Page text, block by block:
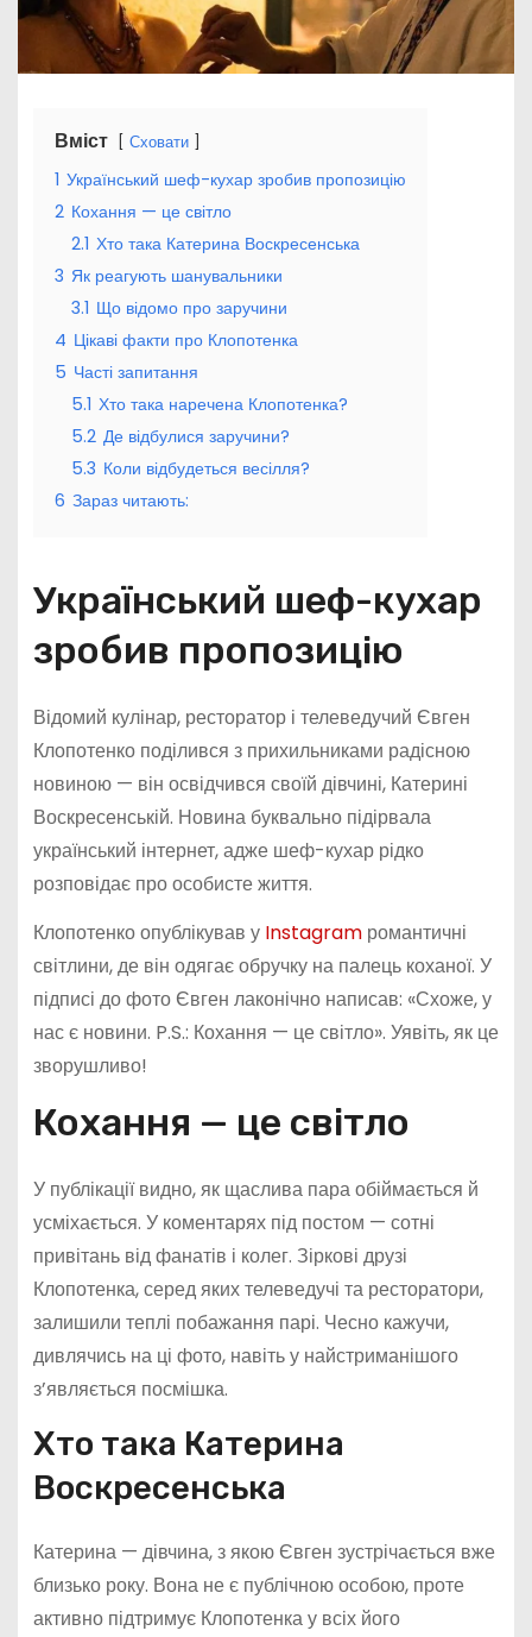
Вміст Сховати
1 Український шеф-кухар зробив пропозицію
2 Кохання — це світло
2.1 Хто така Катерина Воскресенська
3 Як реагують шанувальники
3.1 Що відомо про заручини
4 Цікаві факти про Клопотенка
5 Часті запитання
5.1 Хто така наречена Клопотенка?
5.2 Де відбулися заручини?
5.3 Коли відбудеться весілля?
6 Зараз читають:
Український шеф-кухар
зробив пропозицію
Відомий кулінар, ресторатор і телеведучий Євген
Клопотенко поділився з прихильниками радісною
новиною — він освідчився своїй дівчині, Катерині
Воскресенській. Новина буквально підірвала
український інтернет, адже шеф-кухар рідко
розповідає про особисте життя.
Клопотенко опублікував у Instagramромантичні
світлини, де він одягає обручку на палець коханої. У
підписі до фото Євген лаконічно написав: «Схоже, у
нас є новини. P.S.: Кохання — це світло». Уявіть, як це
зворушливо!
Кохання — це світло
У публікації видно, як щаслива пара обіймається й
усміхається. У коментарях під постом — сотні
привітань від фанатів і колег. Зіркові друзі
Клопотенка, серед яких телеведучі та ресторатори,
залишили теплі побажання парі. Чесно кажучи,
дивлячись на ці фото, навіть у найстриманішого
з’являється посмішка.
Хто така Катерина
Воскресенська
Катерина — дівчина, з якою Євген зустрічається вже
близько року. Вона не є публічною особою, проте
активно підтримує Клопотенка у всіх його